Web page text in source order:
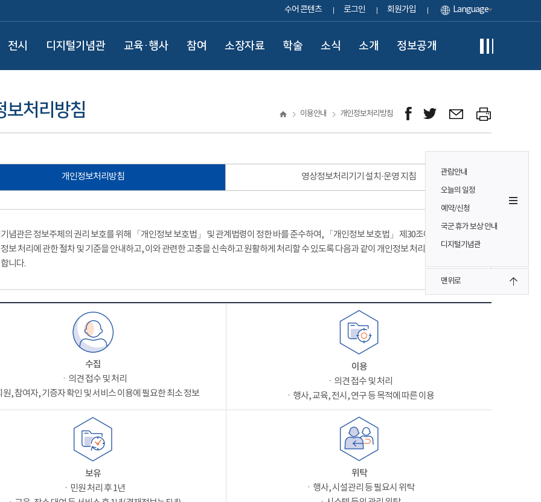
수어 콘텐츠 로그인 회원가입 Language
전시 디지털기념관 교육·행사 참여 소장자료 학술 소식 소개 정보공개
관람안내
오늘의 일정
예약/신청
국군 휴가 보상 안내
디지털기념관
맨위로
보처리방침 이용안내 개인정보처리방침
개인정보처리방침 영상정보처리기기 설치·운영 지침
념관은 정보주체의 권리 보호를 위해 「개인정보 보호법」 및 관계법령이 정한 바를 준수하여, 「개인정보 보호법」 제30조에 따라
보 처리에 관한 절차 및 기준을 안내하고, 이와 관련한 고충을 신속하고 원활하게 처리할 수 있도록 다음과 같이 개인정보 처리방침을
니다.
수집
ㆍ의견 접수 및 처리
원, 참여자, 기증자 확인 및 서비스 이용에 필요한 최소 정보
이용
ㆍ의견 접수 및 처리
ㆍ행사, 교육, 전시, 연구 등 목적에 따른 이용
보유
ㆍ민원 처리 후 1년
위탁
ㆍ행사, 시설관리 등 필요시 위탁